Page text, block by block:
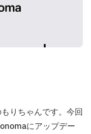
りちゃんです。今回
にアップデー